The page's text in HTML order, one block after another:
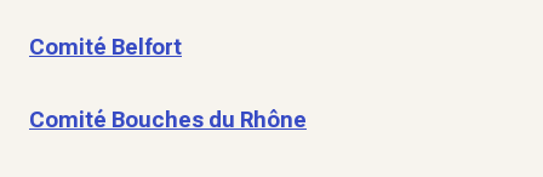
Comité Belfort
Comité Bouches du Rhône